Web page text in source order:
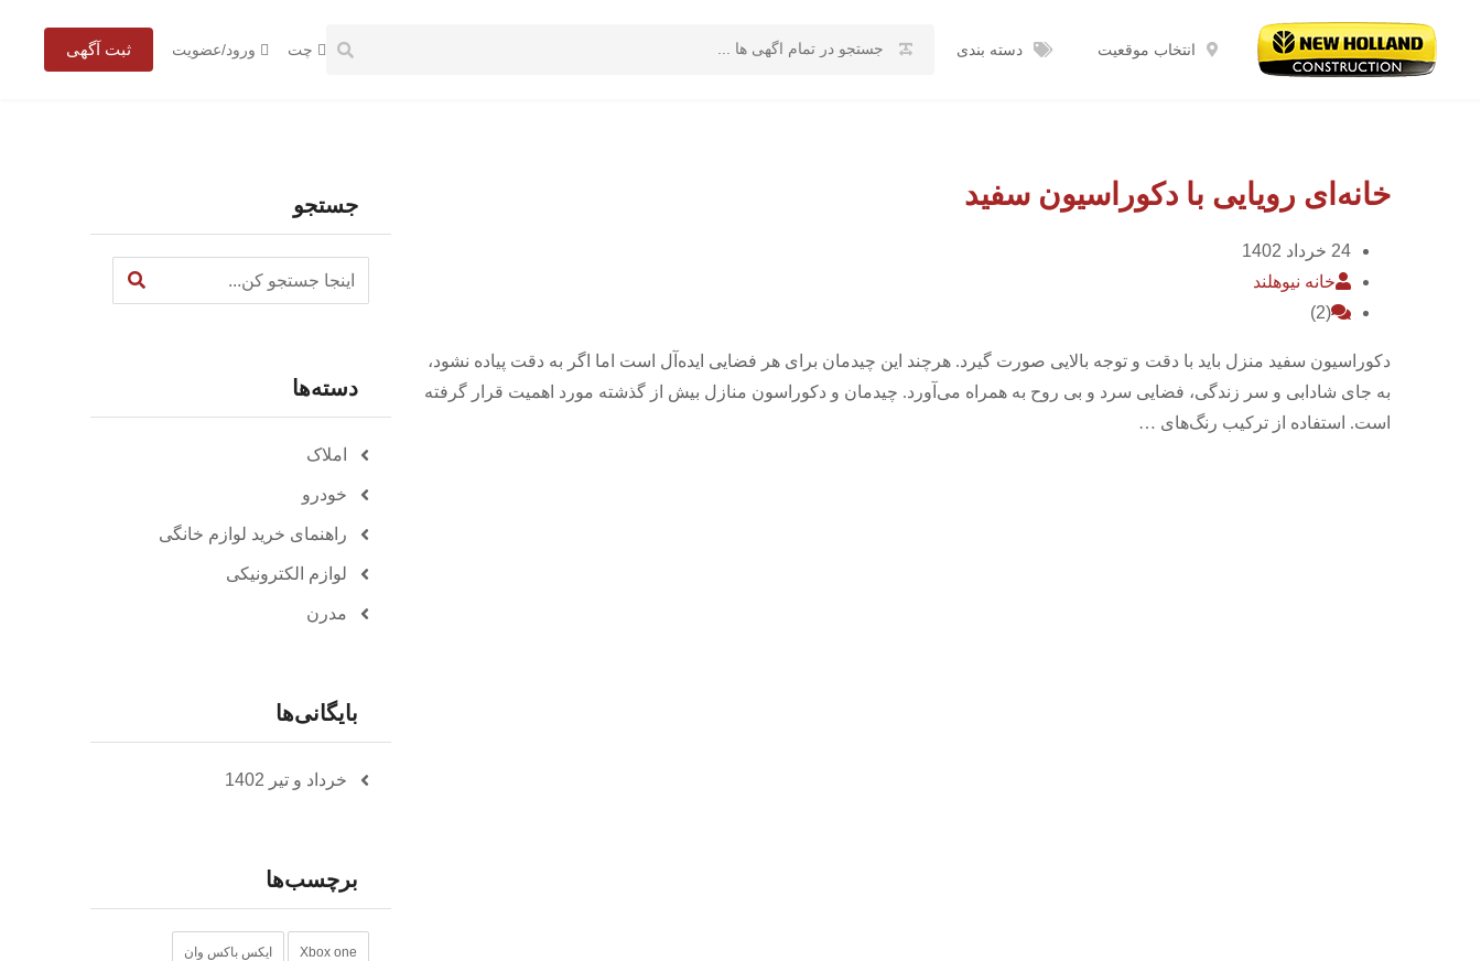
انتخاب موقعیت دسته بندی چت ورود/عضویت ثبت آگهی
خانه‌ای رویایی با دکوراسیون سفید
24 خرداد 1402
خانه نیوهلند
(2)
دکوراسیون سفید منزل باید با دقت و توجه بالایی صورت گیرد. هرچند این چیدمان برای هر فضایی ایده‌آل است اما اگر به دقت پیاده نشود،
به جای شادابی و سر زندگی، فضایی سرد و بی روح به همراه می‌آورد. چیدمان و دکوراسون منازل بیش از گذشته مورد اهمیت قرار گرفته
است. استفاده از ترکیب رنگ‌های …
جستجو
دسته‌ها
املاک
خودرو
راهنمای خرید لوازم خانگی
لوازم الکترونیکی
مدرن
بایگانی‌ها
خرداد و تیر 1402
برچسب‌ها
Xbox one ایکس باکس وان